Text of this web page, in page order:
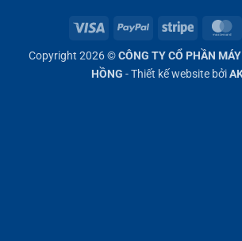
Visa PayPal Stripe
Copyright 2026 ©CÔNG TY CỔ PHẦN
HỒNG - Thiết kế website bởi